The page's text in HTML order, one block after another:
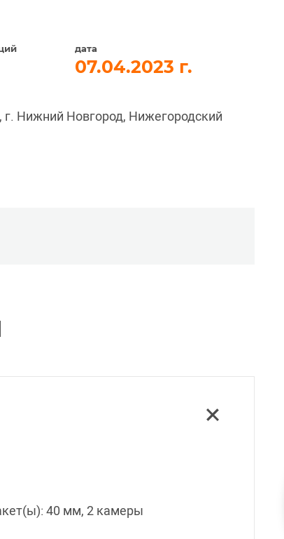
дата
07.04.2023
Нижний Новгород, Нижегородский
40 мм, 2 камеры